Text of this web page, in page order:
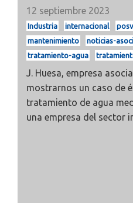
12 septiembre 2023
Industria internacional
mantenimiento
noticias-
tratamiento-agua
J. Huesa, empresa
mostrarnos un caso de
tratamiento de agua
una empresa del sector